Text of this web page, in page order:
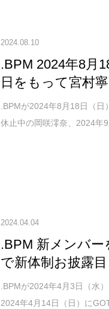
2024.08.10
.BPM 2024年8月
日をもって宮村
.BPMが2024年8月18日（
休止中の岡咲澪奈、2024年9
2024.04.04
.BPM 新メンバー
で新体制お披露目
.BPMが2024年4月3日（水
2024年4月14日（日）に